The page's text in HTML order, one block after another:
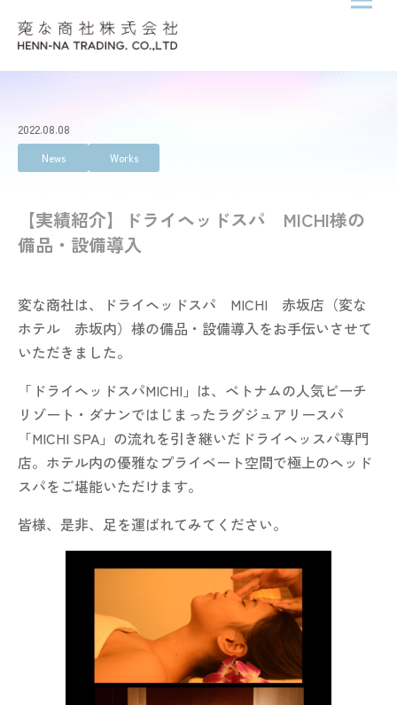
メニ
2022.08.08
News
Works
【実績紹介】ドライヘッドスパ MICHI様の
備品・設備導入
変な商社は、ドライヘッドスパ MICHI 赤坂店（変な
ホテル 赤坂内）様の備品・設備導入をお手伝いさせて
いただきました。
「ドライヘッドスパMICHI」は、ベトナムの人気ビーチ
リゾート・ダナンではじまったラグジュアリースパ
「MICHI SPA」の流れを引き継いだドライヘッスパ専門
店。ホテル内の優雅なプライベート空間で極上のヘッド
スパをご堪能いただけます。
皆様、是非、足を運ばれてみてください。